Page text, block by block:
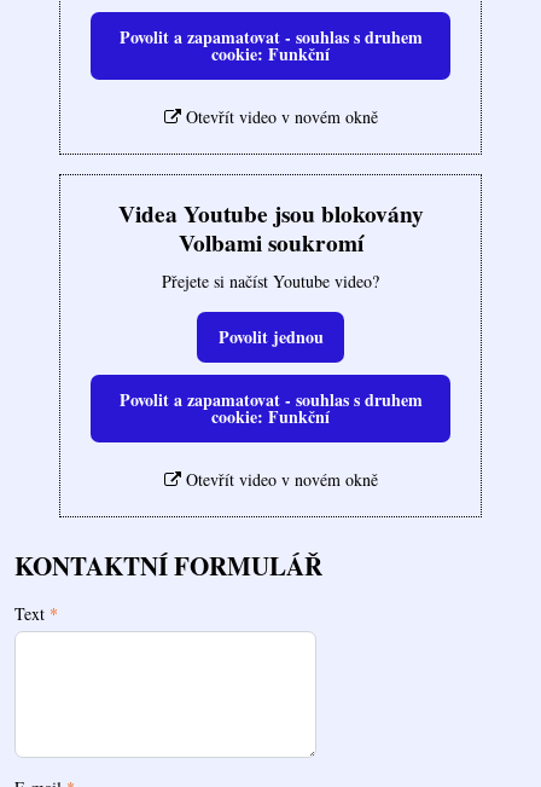
Povolit a zapamatovat - souhlas s druhem
cookie: Funkční
Otevřít video v novém okně
Videa Youtube jsou blokovány
Volbami soukromí
Přejete si načíst Youtube video?
Povolit jednou
Povolit a zapamatovat - souhlas s druhem
cookie: Funkční
Otevřít video v novém okně
KONTAKTNÍ FORMULÁŘ
Text *